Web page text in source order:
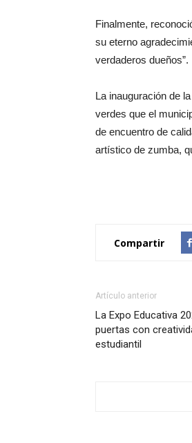
Finalmente,
su eterno
verdaderos dueños”.
La inauguración de
verdes que el
de encuentro de
artístico de zumba,
Compartir
Artículo anterior
La Expo Educativa
puertas con
estudiantil